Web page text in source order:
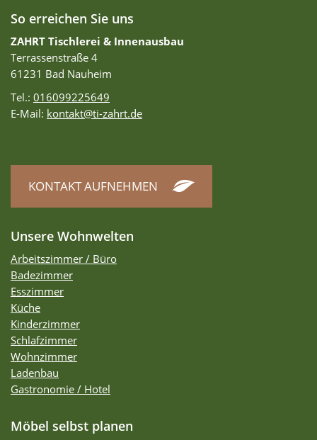
So erreichen Sie uns
ZAHRT Tischlerei & Innenausbau
Terrassenstraße 4
61231 Bad Nauheim
Tel.: 016099225649
E-Mail: kontakt@ti-zahrt.de
KONTAKT AUFNEHMEN
Unsere Wohnwelten
Arbeitszimmer / Büro
Badezimmer
Esszimmer
Küche
Kinderzimmer
Schlafzimmer
Wohnzimmer
Ladenbau
Gastronomie / Hotel
Möbel selbst planen